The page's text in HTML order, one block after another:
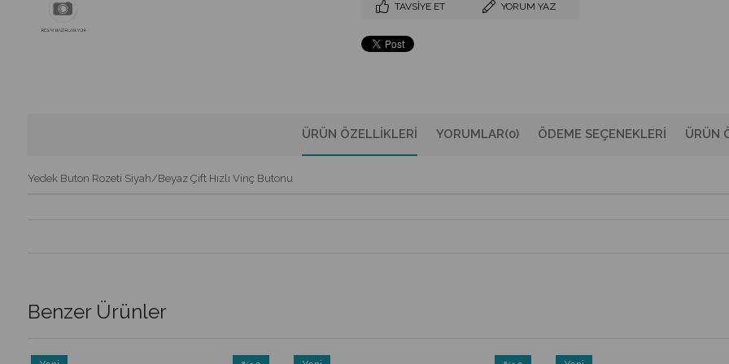
TAVSIYE ET YORUM YAZ
ÜRÜN ÖZELLIKLERI YORUMLAR(0) ÖDEME SEÇENEKLERI ÜRÜN
Yedek Buton Rozeti Siyah/Beyaz Çift Hızlı Vinç Butonu
Benzer Ürünler